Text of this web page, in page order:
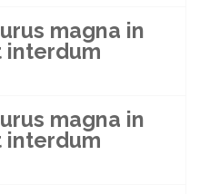
magna in
interdum
magna in
interdum